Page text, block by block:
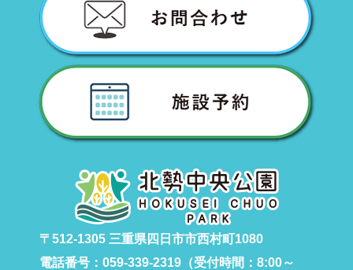
〒512-1305 三重県四日市市西村町1080
電話番号：059-339-2319（受付時間：8:00～